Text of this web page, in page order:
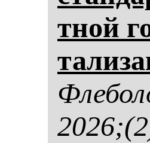
тной